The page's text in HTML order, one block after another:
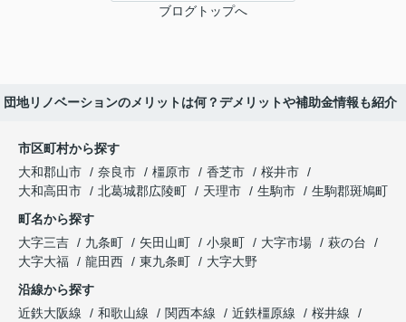
ブログトップへ
団地リノベーションのメリットは何？デメリットや補助金情報も紹介
市区町村から探す
大和郡山市
奈良市 橿原市 香芝市
桜井市
大和高田市
北葛城郡広陵町 天理市 生駒市
生駒郡斑鳩町
町名から探す
大字三吉
九条町 矢田山町 小泉町 大字市場
萩の台
大字大福
龍田西 東九条町
大字大野
沿線から探す
近鉄大阪線
和歌山線 関西本線 近鉄橿原線
桜井線